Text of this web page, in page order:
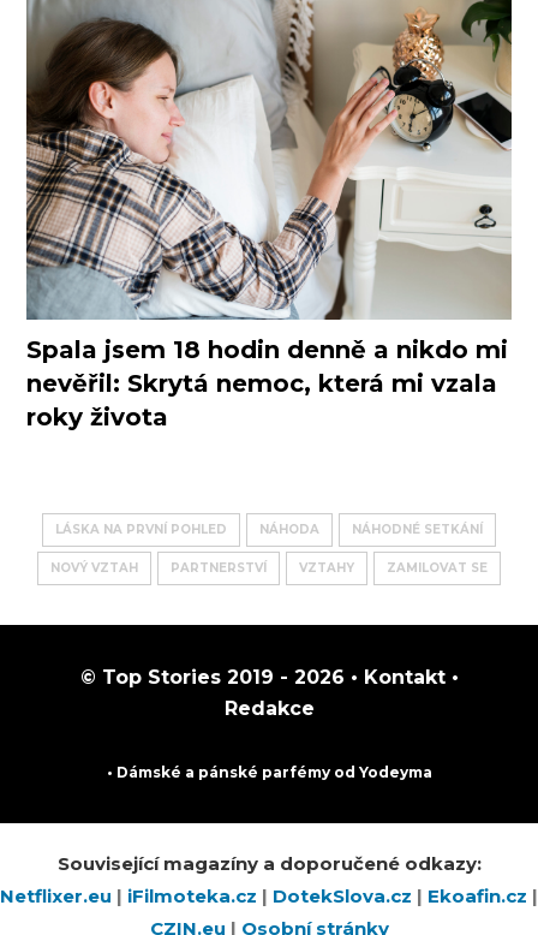
Spala jsem 18 hodin denně a nikdo mi
nevěřil: Skrytá nemoc, která mi vzala
roky života
LÁSKA NA PRVNÍ POHLED NÁHODA NÁHODNÉ SETKÁNÍ
NOVÝ VZTAH PARTNERSTVÍ VZTAHY ZAMILOVAT SE
© Top Stories 2019 - 2026 • Kontakt•
Redakce
• Dámské a pánské parfémyod Yodeyma
Související magazíny a doporučené odkazy:
Netflixer.eu | iFilmoteka.cz | DotekSlova.cz | Ekoafin.cz |
CZIN.eu | Osobní stránky